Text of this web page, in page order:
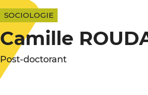
SOCIOLOGIE
Camille
Post-doctorant